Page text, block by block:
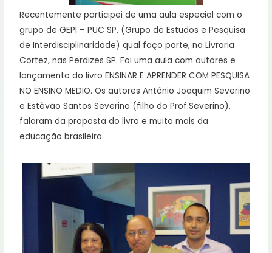
Recentemente participei de uma aula especial com o
grupo de GEPI – PUC SP, (Grupo de Estudos e Pesquisa
de Interdisciplinaridade) qual faço parte, na Livraria
Cortez, nas Perdizes SP. Foi uma aula com autores e
lançamento do livro ENSINAR E APRENDER COM PESQUISA
NO ENSINO MEDIO. Os autores Antônio Joaquim Severino
e Estêvão Santos Severino (filho do Prof.Severino),
falaram da proposta do livro e muito mais da
educação brasileira.